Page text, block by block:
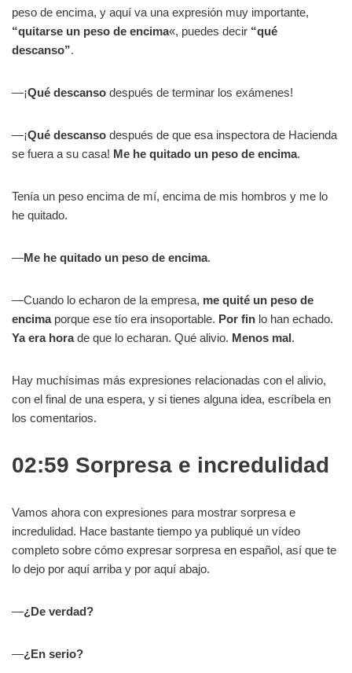
peso de encima, y aquí va una expresión muy importante,
“quitarse un peso de encima«, puedes decir “qué
descanso”.
—¡Qué descanso después de terminar los exámenes!
—¡Qué descanso después de que esa inspectora de Hacienda
se fuera a su casa! Me he quitado un peso de encima.
Tenía un peso encima de mí, encima de mis hombros y me lo
he quitado.
—Me he quitado un peso de encima.
—Cuando lo echaron de la empresa, me quité un peso de
encimaporque ese tío era insoportable. Por fin lo han echado.
Ya era horade que lo echaran. Qué alivio. Menos mal.
Hay muchísimas más expresiones relacionadas con el alivio,
con el final de una espera, y si tienes alguna idea, escríbela en
los comentarios.
02:59 Sorpresa e incredulidad
Vamos ahora con expresiones para mostrar sorpresa e
incredulidad. Hace bastante tiempo ya publiqué un vídeo
completo sobre cómo expresar sorpresa en español, así que te
lo dejo por aquí arriba y por aquí abajo.
—¿De verdad?
—¿En serio?